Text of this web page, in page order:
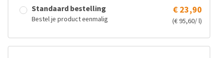
Standaard bestelling
Bestel je product eenmalig
€ 23,90
(€ 95,60/ l)